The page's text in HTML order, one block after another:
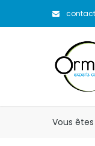
Vous êtes